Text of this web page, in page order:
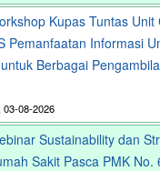
Kupas Tuntas Unit
Pemanfaatan Informasi
Berbagai
03-08-2026
Sustainability dan
Sakit Pasca PMK No.